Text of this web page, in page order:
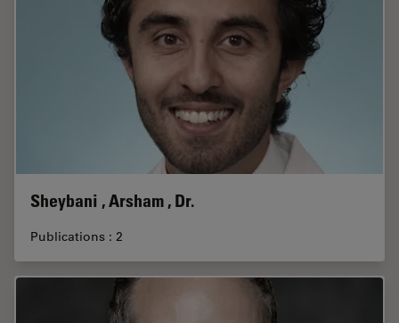
Sheybani , Arsham , Dr.
Publications : 2